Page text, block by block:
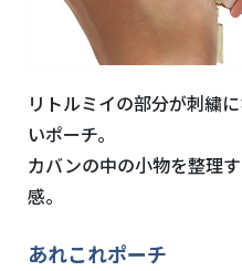
リトルミイの部分が刺繍
いポーチ。
カバンの中の小物を整理
感。
あれこれポーチ